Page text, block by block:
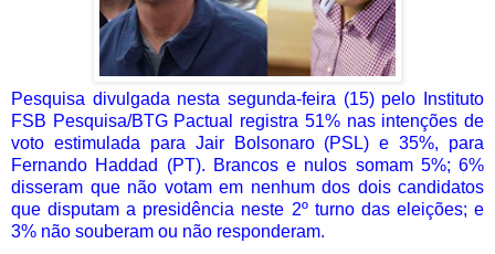
Pesquisa divulgada nesta segunda-feira (15) pelo Instituto
FSB Pesquisa/BTG Pactual registra 51% nas intenções de
voto estimulada para Jair Bolsonaro (PSL) e 35%, para
Fernando Haddad (PT). Brancos e nulos somam 5%; 6%
disseram que não votam em nenhum dos dois candidatos
que disputam a presidência neste 2º turno das eleições; e
3% não souberam ou não responderam.